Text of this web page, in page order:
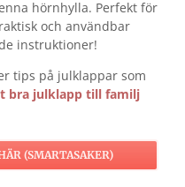
hörnhylla. Perfekt för
och användbar
instruktioner!
tips på julklappar som
bra julklapp till familj
(SMARTASAKER)